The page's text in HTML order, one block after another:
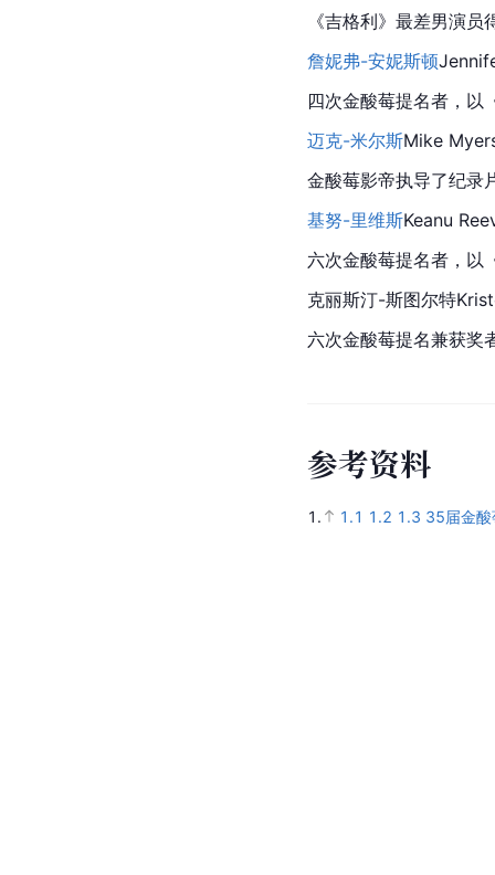
《吉格利》最差男演员
詹妮弗-安妮斯顿
四次金酸莓提名者，以
迈克-米尔斯Mike
金酸莓影帝执导了纪录
基努-里维斯Keanu
六次金酸莓提名者，以
克丽斯汀-斯图尔特
六次金酸莓提名兼获奖
参考资料
1. 1.1 1.2 1.3 35届金